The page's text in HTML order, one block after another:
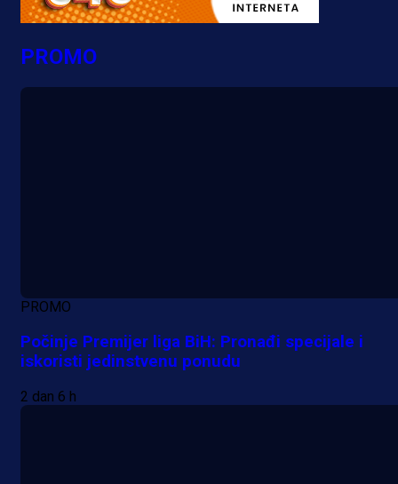
PROMO
PROMO
Počinje Premijer liga BiH: Pronađi specijale i
iskoristi jedinstvenu ponudu
2 dan 6 h